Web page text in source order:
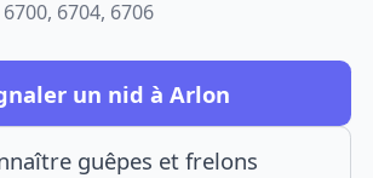
6704, 6706
un nid à Arlon
guêpes et frelons